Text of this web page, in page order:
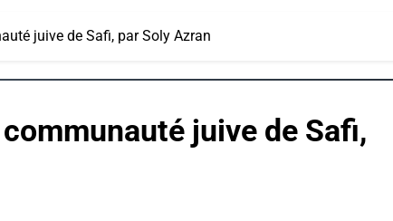
juive de Safi, par Soly Azran
juive de Safi,